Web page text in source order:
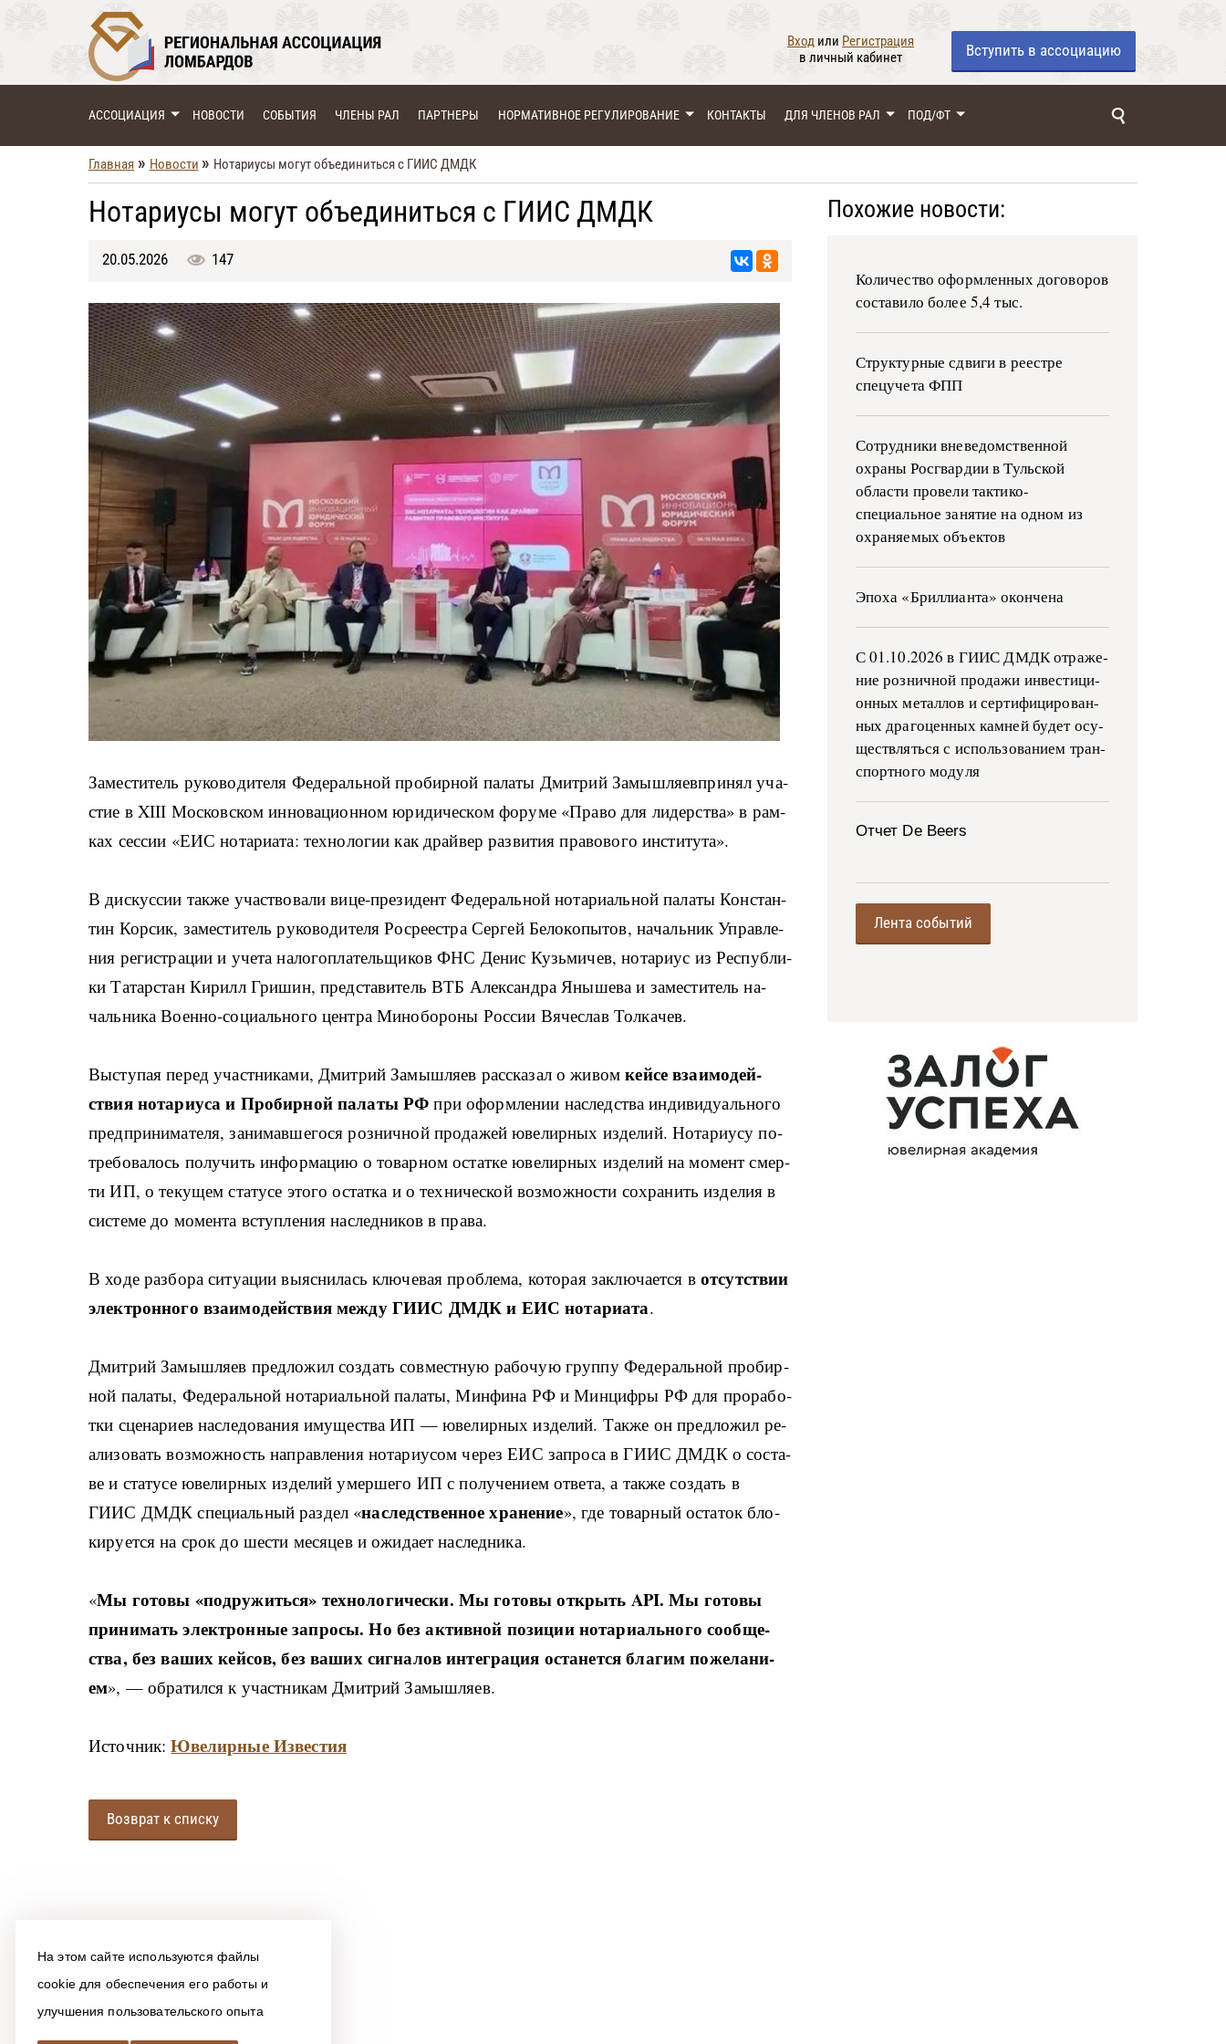
На этом сайте используются файлы
cookie для обеспечения его работы и
улучшения пользовательского опыта
Вход или Регистрация
в личный кабинет
Вступить в ассоциацию
АССОЦИАЦИЯ НОВОСТИ СОБЫТИЯ ЧЛЕНЫ РАЛ ПАРТНЕРЫ НОРМАТИВНОЕ РЕГУЛИРОВАНИЕ КОНТАКТЫ ДЛЯ ЧЛЕНОВ РАЛ ПОД/ФТ
Главная » Новости » Нотариусы могут объединиться с ГИИС ДМДК
Нотариусы могут объединиться с ГИИС ДМДК
20.05.2026 147
За­ме­сти­тель ру­ко­во­ди­те­ля Фе­де­раль­ной про­би­р­ной па­ла­ты Дми­т­рий За­мы­ш­ля­ев­при­нял уча­
стие в XIII Мос­ко­в­ском ин­но­ва­ци­он­ном юри­ди­че­ском фо­ру­ме «Пра­во для ли­дер­ства» в ра­м­
ках сес­сии «ЕИС но­та­ри­а­та: тех­но­ло­гии как драй­вер раз­ви­тия пра­во­во­го ин­сти­ту­та».
В дис­кус­сии та­к­же участ­во­ва­ли ви­це-­пре­зи­дент Фе­де­раль­ной но­та­ри­аль­ной па­ла­ты Кон­стан­
тин Кор­сик, за­ме­сти­тель ру­ко­во­ди­те­ля Ро­сре­е­ст­ра Сер­гей Бе­ло­ко­пы­тов, на­чаль­ник Управ­ле­
ния ре­ги­стра­ции и уче­та на­ло­го­пла­тель­щи­ков ФНС Де­нис Кузь­ми­чев, но­та­ри­ус из Рес­пуб­ли­
ки Та­тар­стан Ки­рилл Гри­шин, пред­ста­ви­тель ВТБ Алек­сан­д­ра Яны­ше­ва и за­ме­сти­тель на­
чаль­ни­ка Во­ен­но-­со­ци­аль­но­го цен­т­ра Ми­но­бо­ро­ны Рос­сии Вя­че­слав Тол­ка­чев.
Вы­сту­пая пе­ред участ­ни­ка­ми, Дми­т­рий За­мы­ш­ля­ев рас­ска­зал о жи­вомкей­се вза­и­мо­дей­
ствия но­та­ри­у­са и Про­би­р­ной па­ла­ты РФ при офор­м­ле­нии на­след­ства ин­ди­ви­ду­аль­но­го
пред­при­ни­ма­те­ля, за­ни­мав­ше­го­ся роз­ни­ч­ной про­да­жей юве­ли­р­ных из­де­лий. Но­та­ри­у­су по­
тре­бо­ва­лось по­лу­чить ин­фор­ма­цию о то­вар­ном остат­ке юве­ли­р­ных из­де­лий на мо­мент смер­
ти ИП, о те­ку­щем ста­ту­се это­го остат­ка и о тех­ни­че­ской воз­мо­ж­но­сти со­хра­нить из­де­лия в
си­сте­ме до мо­мен­та всту­п­ле­ния на­след­ни­ков в пра­ва.
В хо­де раз­бо­ра си­ту­а­ции вы­яс­ни­лась клю­че­вая про­б­ле­ма, ко­то­рая за­клю­ча­ет­ся в от­сут­ствии
элек­трон­но­го вза­и­мо­дей­ствия ме­ж­ду ГИИС ДМДК и ЕИС но­та­ри­а­та.
Дми­т­рий За­мы­ш­ля­ев пред­ло­жил со­з­дать со­в­ме­ст­ную ра­бо­чую груп­пу Фе­де­раль­ной про­би­р­
ной па­ла­ты, Фе­де­раль­ной но­та­ри­аль­ной па­ла­ты, Мин­фи­на РФ и Мин­ци­ф­ры РФ для про­ра­бо­
т­ки сце­на­ри­ев на­сле­до­ва­ния иму­ще­ства ИП — юве­ли­р­ных из­де­лий. Та­к­же он пред­ло­жил ре­
а­ли­зо­вать воз­мо­ж­ность на­прав­ле­ния но­та­ри­у­сом че­рез ЕИС за­про­са в ГИИС ДМДК о со­ста­
ве и ста­ту­се юве­ли­р­ных из­де­лий умер­ше­го ИП с по­лу­че­ни­ем от­ве­та, а та­к­же со­з­дать в
ГИИС ДМДК спе­ци­аль­ный раз­дел «на­след­ствен­ное хра­не­ние», где то­вар­ный оста­ток бло­
ки­ру­ет­ся на срок до ше­сти ме­ся­цев и ожи­да­ет на­след­ни­ка.
«Мы го­то­вы «по­дру­жить­ся» тех­но­ло­ги­че­ски. Мы го­то­вы от­крыть API. Мы го­то­вы
при­ни­мать элек­трон­ные за­про­сы. Но без ак­тив­ной по­зи­ции но­та­ри­аль­но­го со­об­ще­
ства, без ва­ших кей­сов, без ва­ших си­г­на­лов ин­те­гра­ция оста­нет­ся бла­гим по­же­ла­ни­
ем», — об­ра­ти­л­ся к участ­ни­кам Дми­т­рий За­мы­ш­ля­ев.
Источник:Ювелирные Известия
Возврат к списку
Похожие новости:
Количество оформленных договоров
составило более 5,4 тыс.
Структурные сдвиги в реестре
спецучета ФПП
Сотрудники вневедомственной
охраны Росгвардии в Тульской
области провели тактико-
специальное занятие на одном из
охраняемых объектов
Эпоха «Бриллианта» окончена
С 01.10.2026 в ГИИС ДМДК от­ра­же­
ние роз­ни­ч­ной про­да­жи ин­ве­сти­ци­
он­ных ме­тал­лов и сер­ти­фи­ци­ро­ван­
ных дра­го­цен­ных ка­м­ней бу­дет осу­
ще­ств­лять­ся с ис­поль­зо­ва­ни­ем тран­
с­пор­т­но­го мо­ду­ля
Отчет De Beers
Лента событий